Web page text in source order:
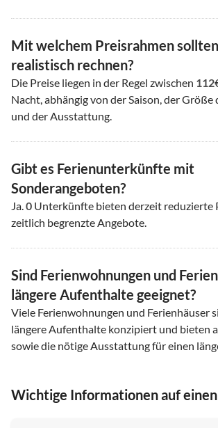
Mit welchem Preisrahmen
realistisch rechnen?
Die Preise liegen in der Regel zwischen 112
Nacht, abhängig von der Saison, der
und der Ausstattung.
Gibt es Ferienunterkünfte mit
Sonderangeboten?
Ja.0 Unterkünfte bieten derzeit reduzierte
zeitlich begrenzte Angebote.
Sind Ferienwohnungen und
längere Aufenthalte geeignet?
Viele Ferienwohnungen und Ferienhäuser
längere Aufenthalte konzipiert und bieten
sowie die nötige Ausstattung für einen
Wichtige Informationen auf